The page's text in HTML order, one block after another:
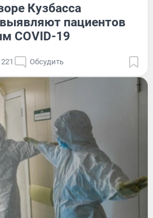
Кузбасса
пациентов
COVID-19
Обсудить